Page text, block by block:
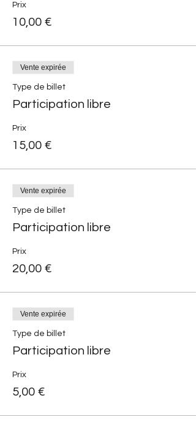
Prix
10,00 €
Vente expirée
Type de billet
Participation libre
Prix
15,00 €
Vente expirée
Type de billet
Participation libre
Prix
20,00 €
Vente expirée
Type de billet
Participation libre
Prix
5,00 €